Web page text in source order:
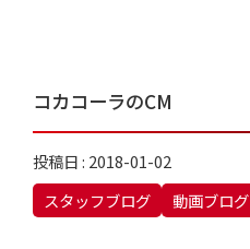
コカコーラのCM
投稿日 : 2018-01-02
スタッフブログ
動画ブログ